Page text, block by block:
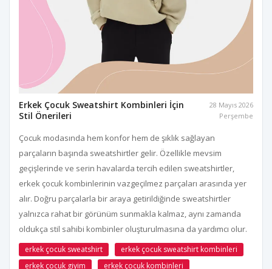
Erkek Çocuk Sweatshirt Kombinleri İçin
Stil Önerileri
28 Mayıs 2026
Perşembe
Çocuk modasında hem konfor hem de şıklık sağlayan
parçaların başında sweatshirtler gelir. Özellikle mevsim
geçişlerinde ve serin havalarda tercih edilen sweatshirtler,
erkek çocuk kombinlerinin vazgeçilmez parçaları arasında yer
alır. Doğru parçalarla bir araya getirildiğinde sweatshirtler
yalnızca rahat bir görünüm sunmakla kalmaz, aynı zamanda
oldukça stil sahibi kombinler oluşturulmasına da yardımcı olur.
erkek çocuk sweatshirt
erkek çocuk sweatshirt kombinleri
erkek çocuk giyim
erkek çocuk kombinleri